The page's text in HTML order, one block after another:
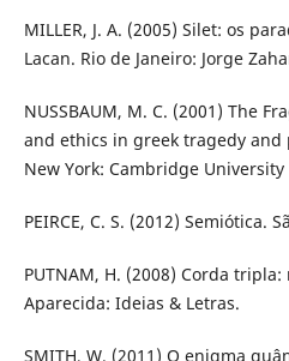
MILLER, J. A. (2005) Silet: os
Lacan. Rio de Janeiro: Jorge
NUSSBAUM, M. C. (2001) The
and ethics in greek tragedy and
New York: Cambridge University
PEIRCE, C. S. (2012) Semiótica.
PUTNAM, H. (2008) Corda
Aparecida: Ideias & Letras.
SMITH, W. (2011) O enigma